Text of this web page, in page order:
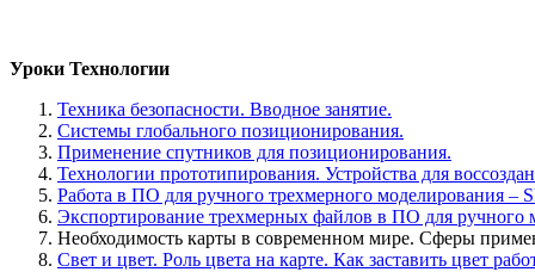
Уроки Технологии
Техника безопасности. Вводное занятие.
Системы глобального позиционирования.
Применение спутников для позиционирования.
Технологии прототипирования. Устройства для
Работа в ПО для ручного трехмерного моделирования –
Экспортирование трехмерных файлов в ПО для ручного
Необходимость карты в современном мире. Сферы
Свет и цвет. Роль цвета на карте. Как заставить цвет